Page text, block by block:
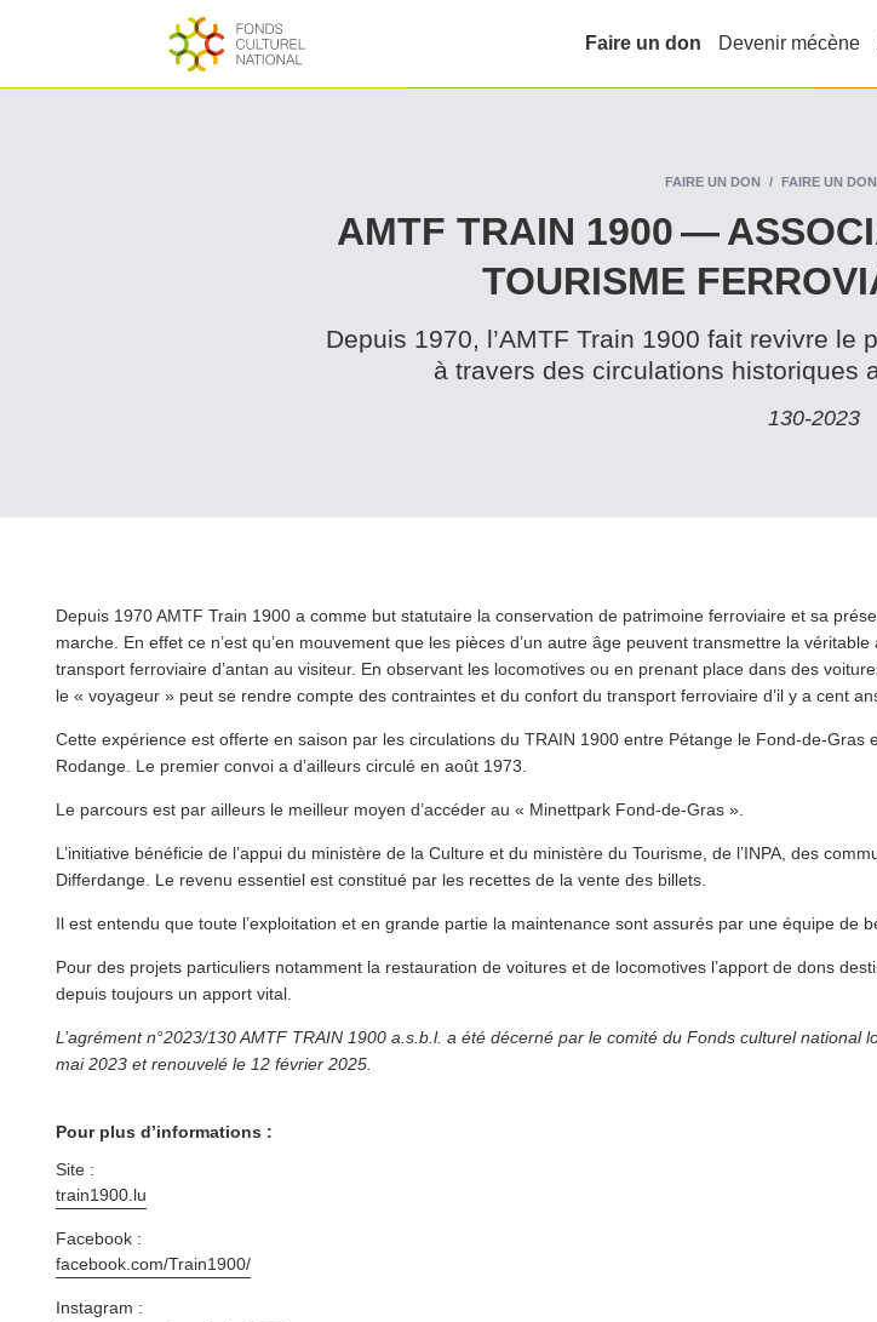
Faire un don Devenir mécène
FAIRE UN DON FAIRE UN
AMTF TRAIN 1900 —
TOURISME
Depuis 1970, l’AMTF Train 1900 fait revivre le
à travers des cir­cu­la­tions historiques
130‑2023
Depuis 1970 AMTF Train 1900 a comme but statutaire la con­ser­va­tion de patrimoine ferroviaire et sa
marche. En effet ce n’est qu’en mouvement que les pièces d’un autre âge peuvent transmettre la
transport ferroviaire d’antan au visiteur. En observant les locomotives ou en prenant place dans des
le « voyageur » peut se rendre compte des contraintes et du confort du transport ferroviaire d’il y a cent
Cette expérience est offerte en saison par les cir­cu­la­tions du TRAIN 1900 entre Pétange le Fond-de-Gras
Rodange. Le premier convoi a d’ailleurs circulé en août 1973.
Le parcours est par ailleurs le meilleur moyen d’accéder au « Minettpark Fond-de-Gras ».
L’ini­tia­tive bénéficie de l’appui du ministère de la Culture et du ministère du Tourisme, de l’INPA, des
Differdange. Le revenu essentiel est constitué par les recettes de la vente des billets.
Il est entendu que toute l’ex­ploita­tion et en grande partie la maintenance sont assurés par une équipe de
Pour des projets par­ti­c­uliers notamment la restau­ra­tion de voitures et de locomotives l’apport de dons
depuis toujours un apport vital.
L’agrément n°2023/130 AMTF TRAIN 1900 a.s.b.l. a été décerné par le comité du Fonds culturel national
mai 2023 et renouvelé le 12 février 2025.
Pour plus d’informations :
Site :
train1900​.lu
Facebook :
facebook​.com/​T​r​a​i​n​1900/
Instagram :